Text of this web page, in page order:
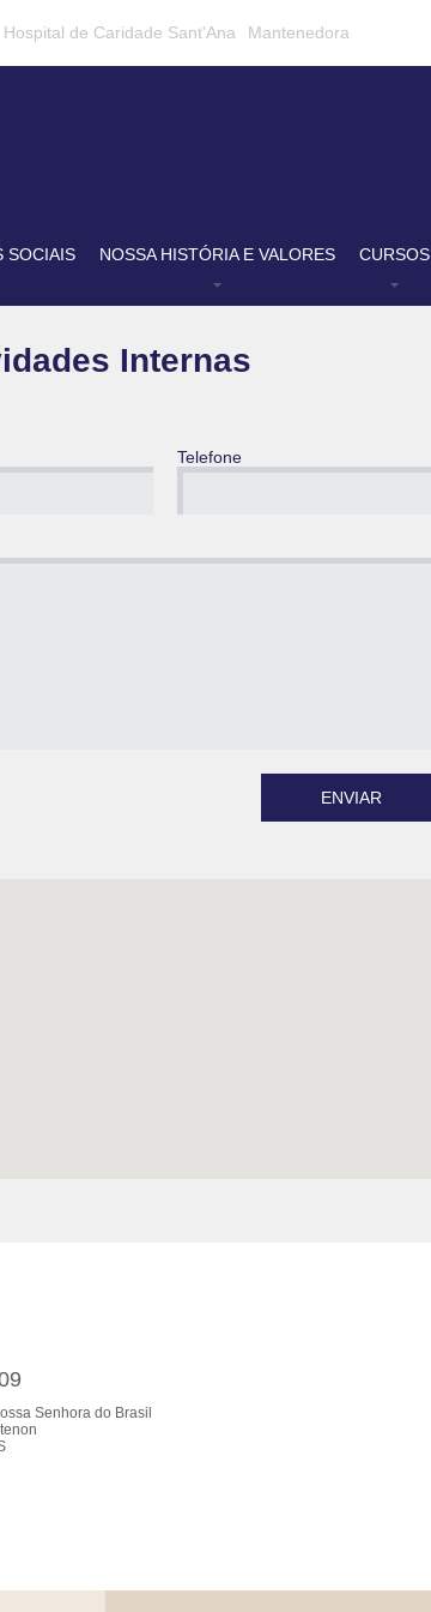
Hospital de Caridade Sant'Ana Mantenedora
SOCIAIS NOSSA HISTÓRIA E VALORES CURSOS
Internas
Telefone
ENVIAR
Senhora do Brasil